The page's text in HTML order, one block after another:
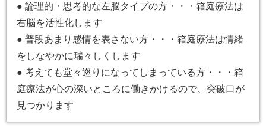
● 論理的・思考的な左脳タイプの方・・・箱庭療法は
右脳を活性化します
● 普段あまり感情を表さない方・・・箱庭療法は情緒
をしなやかに瑞々しくします
● 考えても堂々巡りになってしまっている方・・・箱
庭療法が心の深いところに働きかけるので、突破口が
見つかります